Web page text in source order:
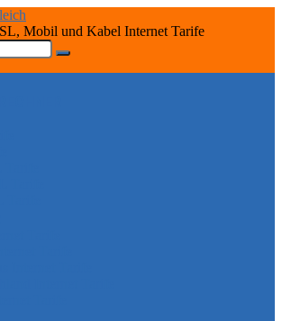
Mobil und Kabel Internet Tarife